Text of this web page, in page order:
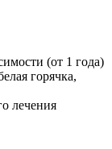
(от 1 года)
горячка,
лечения